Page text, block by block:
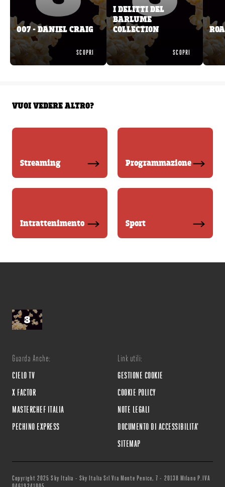
007 - DANIEL CRAIG
SCOPRI
I DELITTI DEL
BARLUME
COLLECTION
SCOPRI
VUOI VEDERE ALTRO?
Streaming Programmazione
Intrattenimento Sport
Guarda Anche:
CIELO TV
X FACTOR
MASTERCHEF ITALIA
PECHINO EXPRESS
Link utili:
GESTIONE COOKIE
COOKIE POLICY
NOTE LEGALI
DOCUMENTO DI ACCESSIBILITA'
SITEMAP
Copyright 2025 Sky Italia - Sky Italia Srl Via Monte Penice, 7 - 20138 Milano P.IVA